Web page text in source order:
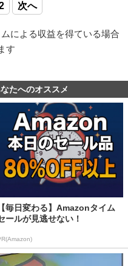
次へ
による収益を得ている場合
す
たへのオススメ
【毎日変わる】Amazonタイム
ールが見逃せない！